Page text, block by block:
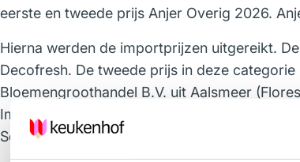
eerste en tweede prijs Anjer Overig 2026.
Hierna werden de importprijzen uitgereikt.
Decofresh. De tweede prijs in deze categorie
Bloemengroothandel B.V. uit Aalsmeer
Import Overig werden gewonnen door J.P.
Sem’ en ‘Lala Ryan’.